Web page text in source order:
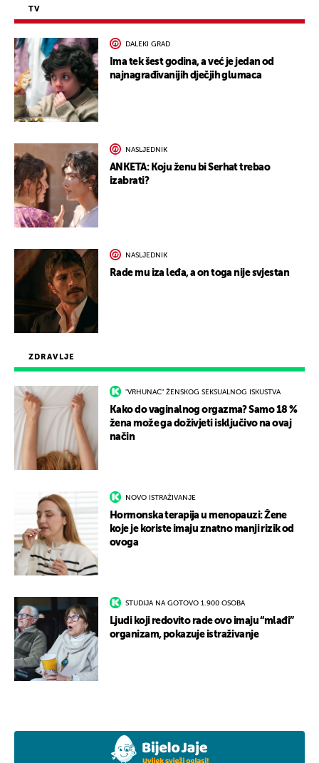
ZDRAVLJE
"VRHUNAC" ŽENSKOG SEKSUALNOG ISKUSTVA
Kako do vaginalnog orgazma? Samo 18 %
žena može ga doživjeti isključivo na ovaj
način
NOVO ISTRAŽIVANJE
Hormonska terapija u menopauzi: Žene
koje je koriste imaju znatno manji rizik od
ovoga
STUDIJA NA GOTOVO 1.900 OSOBA
Ljudi koji redovito rade ovo imaju “mlađi”
organizam, pokazuje istraživanje
TV
DALEKI GRAD
Ima tek šest godina, a već je jedan od
najnagrađivanijih dječjih glumaca
NASLJEDNIK
ANKETA: Koju ženu bi Serhat trebao
izabrati?
NASLJEDNIK
Rade mu iza leđa, a on toga nije svjestan